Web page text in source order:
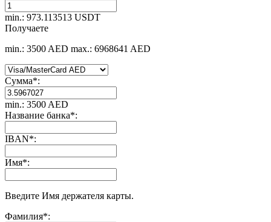
min.: 973.113513 USDT
Получаете
min.: 3500 AED max.: 6968641 AED
Сумма*:
min.: 3500 AED
Название банка*:
IBAN*:
Имя*:
Введите Имя держателя карты.
Фамилия*: